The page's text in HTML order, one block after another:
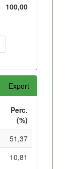
100,00
Export
Perc.
(%)
51,37
10,81